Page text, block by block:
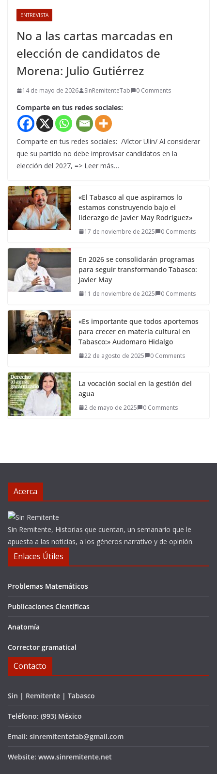
ENTREVISTA
No a las cartas marcadas en
elección de candidatos de
Morena: Julio Gutiérrez
14 de mayo de 2026 SinRemitenteTab 0 Comments
Comparte en tus redes sociales:
Comparte en tus redes sociales: /Víctor Ulín/ Al considerar
que su partido no debe improvisar candidatos en la
elección del 2027, => Leer más…
«El Tabasco al que aspiramos lo
estamos construyendo bajo el
liderazgo de Javier May Rodríguez»
17 de noviembre de 2025 0 Comments
En 2026 se consolidarán programas
para seguir transformando Tabasco:
Javier May
11 de noviembre de 2025 0 Comments
«Es importante que todos aportemos
para crecer en materia cultural en
Tabasco:» Audomaro Hidalgo
22 de agosto de 2025 0 Comments
La vocación social en la gestión del
agua
2 de mayo de 2025 0 Comments
Acerca
Sin Remitente, Historias que cuentan, un semanario que le
apuesta a las noticias, a los géneros narrativo y de opinión.
Enlaces Útiles
Problemas Matemáticos
Publicaciones Científicas
Anatomía
Corrector gramatical
Contacto
Sin | Remitente | Tabasco
Teléfono: (993) México
Email: sinremitentetab@gmail.com
Website: www.sinremitente.net